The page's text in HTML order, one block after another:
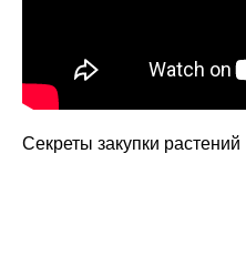
Секреты закупки растений